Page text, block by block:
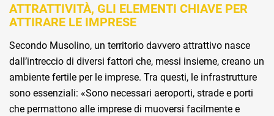
ATTRATTIVITÀ, GLI ELEMENTI CHIAVE PER
ATTIRARE LE IMPRESE
Secondo Musolino, un territorio davvero attrattivo nasce
dall’intreccio di diversi fattori che, messi insieme, creano un
ambiente fertile per le imprese. Tra questi, le infrastrutture
sono essenziali: «Sono necessari aeroporti, strade e porti
che permattono alle imprese di muoversi facilmente e